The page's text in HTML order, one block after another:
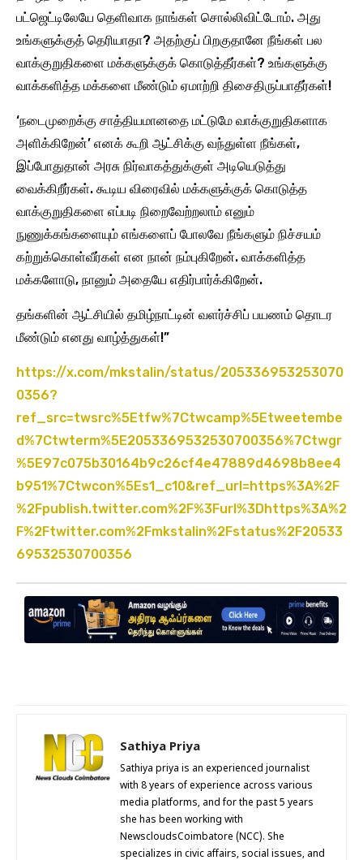
பட்ஜெட்டிலேயே தெளிவாக நாங்கள் சொல்லிவிட்டோம். அது
உங்களுக்குத் தெரியாதா? அதற்குப் பிறகுதானே நீங்கள் பல
வாக்குறுதிகளை மக்களுக்குக் கொடுத்தீர்கள்? உங்களுக்கு
வாக்களித்த மக்களை மீண்டும் ஏமாற்றி திசைதிருப்பாதீர்கள்!
‘நடைமுறைக்கு சாத்தியமானதை மட்டுமே வாக்குறுதிகளாக
அளிக்கிறேன்’ எனக் கூறி ஆட்சிக்கு வந்துள்ள நீங்கள்,
இப்போதுதான் அரசு நிர்வாகத்துக்குள் அடியெடுத்து
வைக்கிறீர்கள். கூடிய விரைவில் மக்களுக்குக் கொடுத்த
வாக்குறுதிகளை எப்படி நிறைவேற்றலாம் எனும்
நுணுக்கங்களையும் எங்களைப் போலவே நீங்களும் நிச்சயம்
கற்றுக்கொள்வீர்கள் என நான் நம்புகிறேன். வாக்களித்த
மக்களோடு, நானும் அதையே எதிர்பார்க்கிறேன்.
தங்களின் ஆட்சியில் தமிழ்நாட்டின் வளர்ச்சிப் பயணம் தொடர
மீண்டும் எனது வாழ்த்துகள்!”
https://x.com/mkstalin/status/205336953253070
0356?
ref_src=twsrc%5Etfw%7Ctwcamp%5Etweetembe
d%7Ctwterm%5E2053369532530700356%7Ctwgr
%5E97c075b30164b9c26cf4e47889d4698b8ee4
b951%7Ctwcon%5Es1_c10&ref_url=https%3A%2F
%2Fpublish.twitter.com%2F%3Furl%3Dhttps%3A%2
F%2Ftwitter.com%2Fmkstalin%2Fstatus%2F20533
69532530700356
Sathiya Priya
Sathiya priya is an experienced journalist
with 8 years of experience across various
media platforms, and for the past 5 years
she has been working with
NewscloudsCoimbatore (NCC). She
specializes in civic affairs, social issues, and